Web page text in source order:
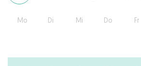
Mo Di Mi Do Fr